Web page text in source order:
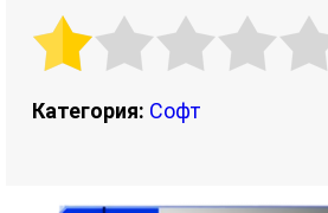
Категория: Софт